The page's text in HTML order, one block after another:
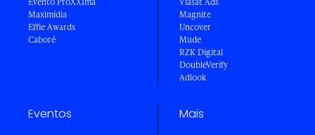
Maximídia
Effie Awards
Caboré
Magnite
Uncover
Mude
RZK Digital
DoubleVerify
Adlook
Eventos Mais